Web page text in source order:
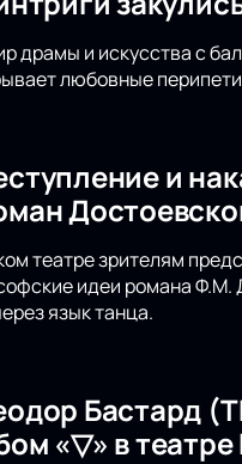
драмы и искусства с
любовные
и
театре зрителям
идеи романа Ф.М.
язык танца.
Бастард
«▽» в